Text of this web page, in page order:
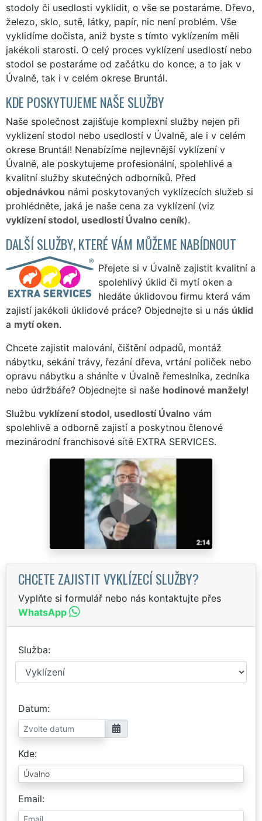
stodoly či usedlosti vyklidit, o vše se postaráme. Dřevo,
železo, sklo, sutě, látky, papír, nic není problém. Vše
vyklidíme dočista, aniž byste s tímto vyklízením měli
jakékoli starosti. O celý proces vyklízení usedlostí nebo
stodol se postaráme od začátku do konce, a to jak v
Úvalně, tak i v celém okrese Bruntál.
KDE POSKYTUJEME NAŠE SLUŽBY
Naše společnost zajišťuje komplexní služby nejen při
vyklizení stodol nebo usedlostí v Úvalně, ale i v celém
okrese Bruntál! Nenabízíme nejlevnější vyklízení v
Úvalně, ale poskytujeme profesionální, spolehlivé a
kvalitní služby skutečných odborníků. Před
objednávkou námi poskytovaných vyklízecích služeb si
prohlédněte, jaká je naše cena za vyklízení (viz
vyklízení stodol, usedlostí Úvalno ceník).
DALŠÍ SLUŽBY, KTERÉ VÁM MŮŽEME NABÍDNOUT
Přejete si v Úvalně zajistit kvalitní a
spolehlivý úklid či mytí oken a
hledáte úklidovou firmu která vám
zajistí jakékoli úklidové práce? Objednejte si u nás úklid
a mytí oken.
Chcete zajistit malování, čištění odpadů, montáž
nábytku, sekání trávy, řezání dřeva, vrtání poliček nebo
opravu nábytku a sháníte v Úvalně řemeslníka, zedníka
nebo údržbáře? Objednejte si naše hodinové manžely!
Službu vyklízení stodol, usedlostí Úvalno vám
spolehlivě a odborně zajistí a poskytnou členové
mezinárodní franchisové sítě EXTRA SERVICES.
CHCETE ZAJISTIT VYKLÍZECÍ SLUŽBY?
Vyplňte si formulář nebo nás kontaktujte přes
WhatsApp
Služba
Datum
Kde
Email